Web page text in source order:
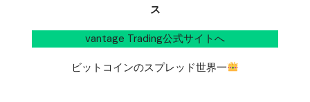
ス
vantage Trading公式サイトへ
ビットコインのスプレッド世界一